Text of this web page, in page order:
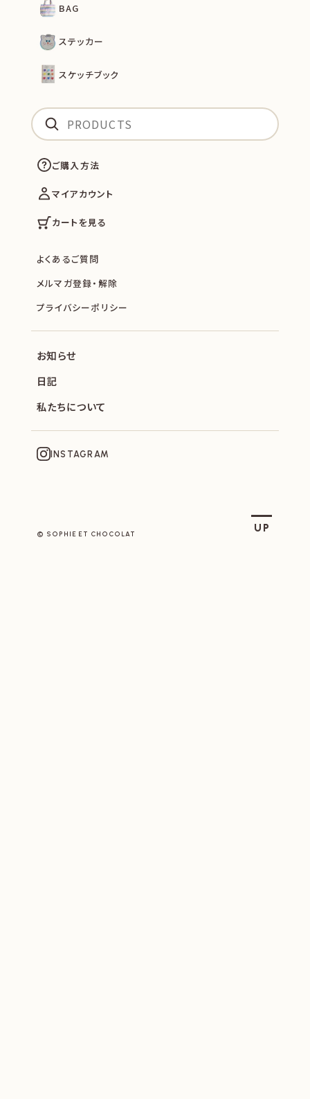
BAG
ステッカー
スケッチブック
ご購入方法
マイアカウント
カートを見る
よくあるご質問
メルマガ登録・解除
プライバシーポリシー
お知らせ
日記
私たちについて
INSTAGRAM
© SOPHIE ET CHOCOLAT UP